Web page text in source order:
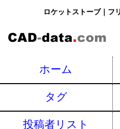
ロケットストーブ｜フ
ホーム
タグ
投稿者リスト